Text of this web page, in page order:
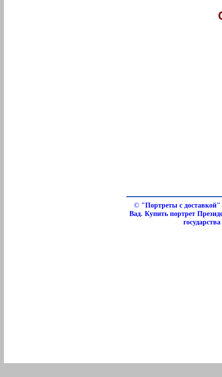
© "Портреты с доставкой"
Вад. Купить портрет